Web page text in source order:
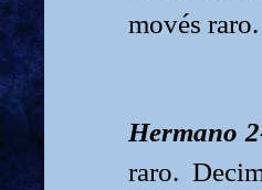
movés raro.
Hermano
raro.